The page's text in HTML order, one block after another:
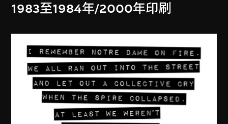
1983至1984年/2000年印刷